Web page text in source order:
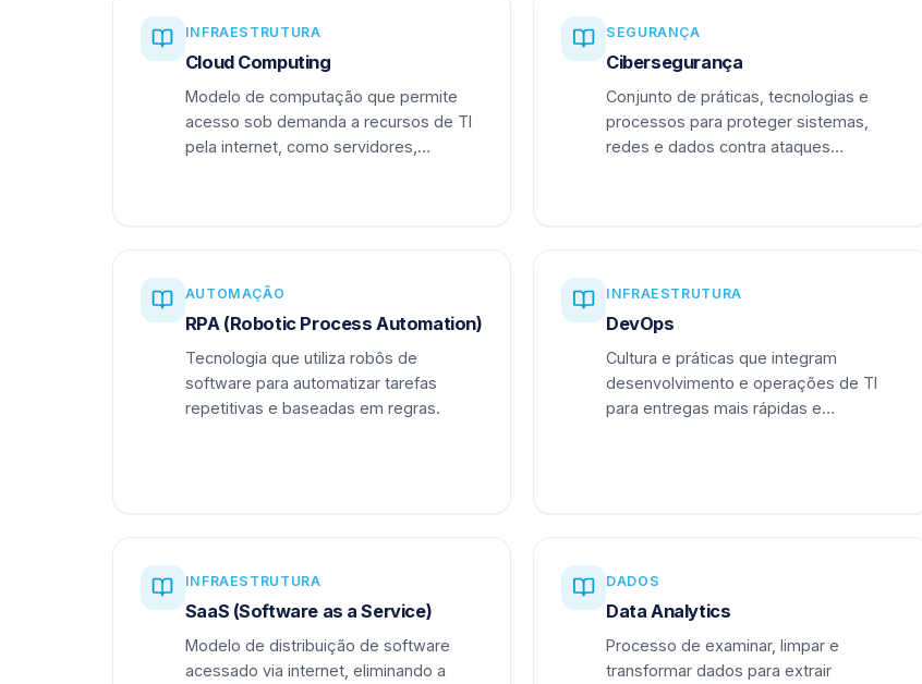
INFRAESTRUTURA
Cloud Computing
Modelo de computação que permite
acesso sob demanda a recursos de TI
pela internet, como servidores,
SEGURANÇA
Cibersegurança
Conjunto de práticas, tecnologias e
processos para proteger sistemas,
redes e dados contra ataques
AUTOMAÇÃO
RPA (Robotic Process Automation)
Tecnologia que utiliza robôs de
software para automatizar tarefas
repetitivas e baseadas em regras.
INFRAESTRUTURA
DevOps
Cultura e práticas que integram
desenvolvimento e operações de TI
para entregas mais rápidas e
INFRAESTRUTURA
SaaS (Software as a Service)
Modelo de distribuição de software
acessado via internet, eliminando a
DADOS
Data Analytics
Processo de examinar, limpar e
transformar dados para extrair